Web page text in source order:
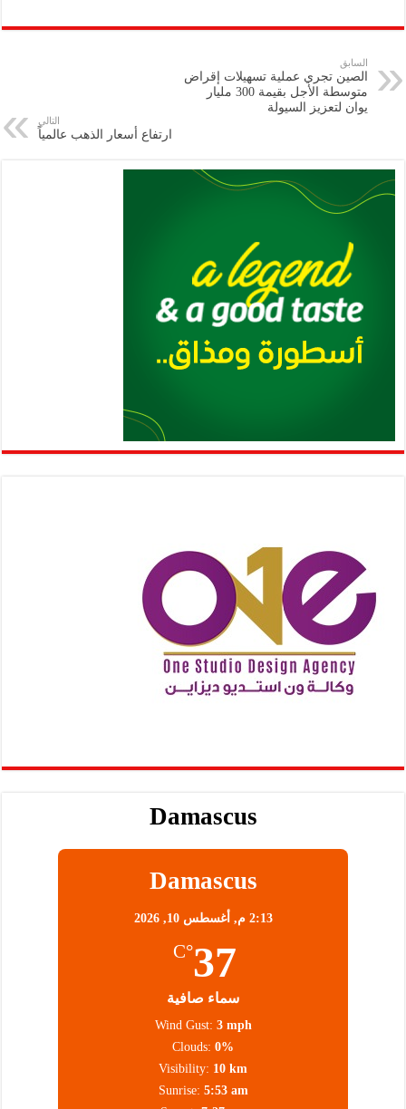
p
y
Li
n
eb
k
tt
nt
at
A
gr
ai
ar
السابق
الصين تجري عملية تسهيلات إقراض
متوسطة الأجل بقيمة 300 مليار
يوان لتعزيز السيولة
التالي
ارتفاع أسعار الذهب عالمياً
Damascus
Damascus
2:13 م, أغسطس 10, 2026
37
°C
سماء صافية
Wind Gust: 3 mph
Clouds: 0%
Visibility: 10 km
Sunrise: 5:53 am